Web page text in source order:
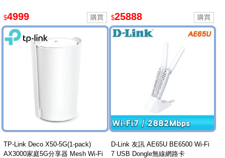
$4999 $25888
TP-Link Deco X50-5G(1-pack)
AX3000家庭5G分享器 Mesh Wi-Fi
D-Link 友訊 AE65U BE6500 Wi-Fi
7 USB Dongle無線網路卡